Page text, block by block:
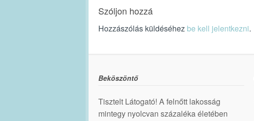
Szóljon hozzá
Hozzászólás küldéséhez be kell jelentkezni.
Beköszöntő
Tisztelt Látogató! A felnőtt lakosság
mintegy nyolcvan százaléka életében